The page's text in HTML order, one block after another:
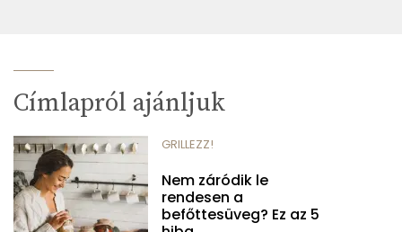
Címlapról ajánljuk
GRILLEZZ!
Nem záródik le
rendesen a
befőttesüveg? Ez az 5